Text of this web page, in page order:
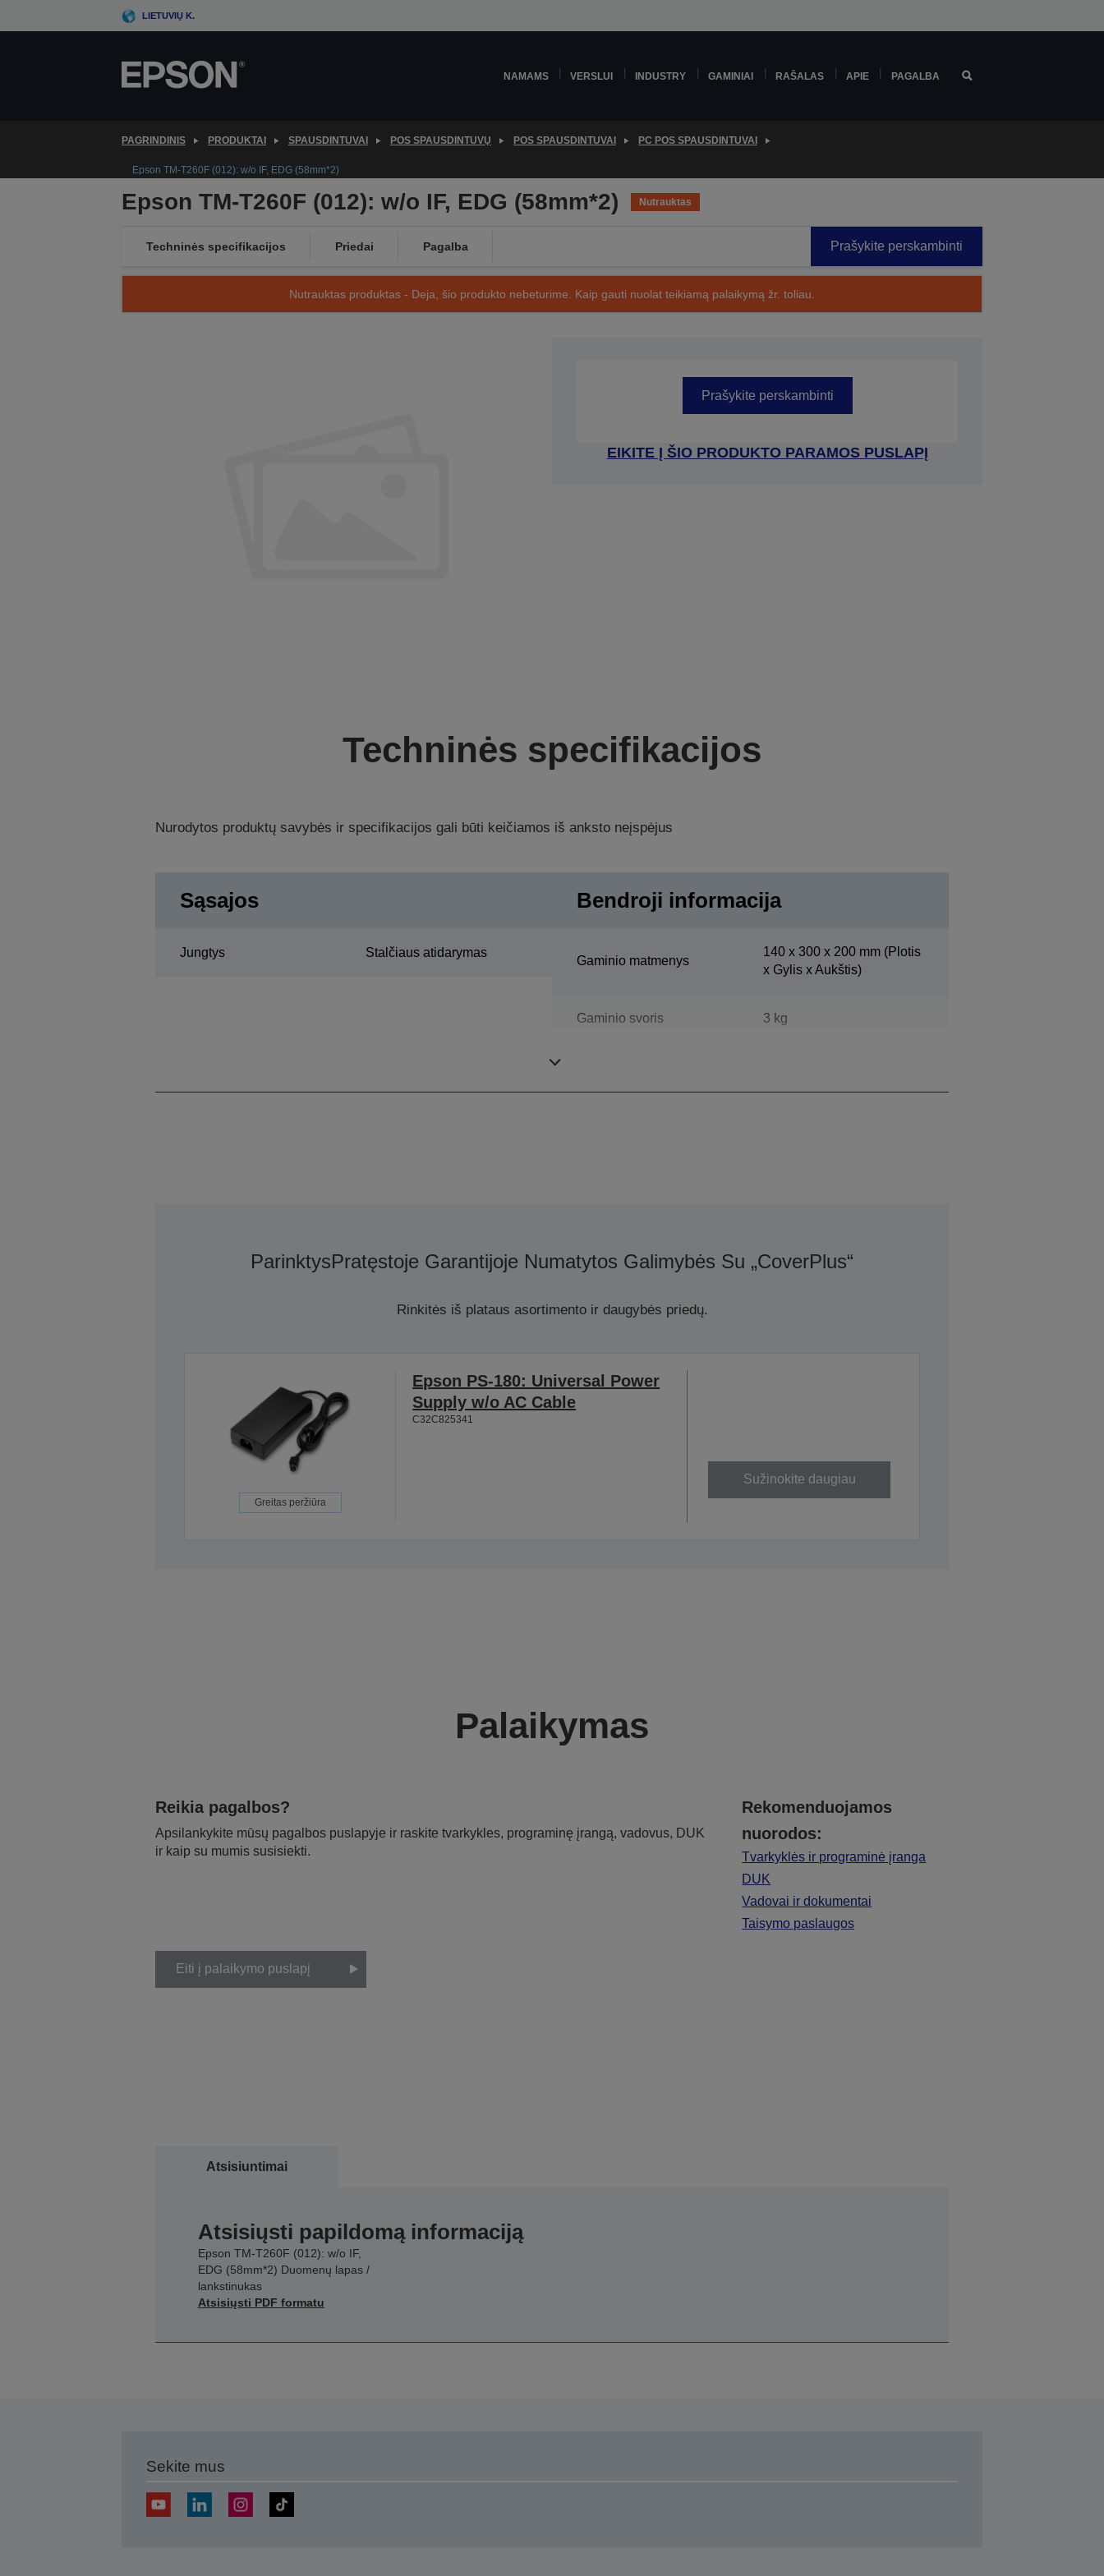
to
LIETUVIŲ K.
NAMAMS VERSLUI INDUSTRY GAMINIAI RAŠALAS APIE PAGALBA
PAGRINDINIS PRODUKTAI SPAUSDINTUVAI POS SPAUSDINTUVŲ POS SPAUSDINTUVAI PC POS SPAUSDINTUVAI
Epson TM-T260F (012): w/o IF, EDG (58mm*2)
Epson TM-T260F (012): w/o IF, EDG (58mm*2) Nutrauktas
Techninės specifikacijos Priedai Pagalba Prašykite perskambinti
Nutrauktas produktas - Deja, šio produkto nebeturime. Kaip gauti nuolat teikiamą palaikymą žr. toliau.
Prašykite perskambinti
EIKITE Į ŠIO PRODUKTO PARAMOS PUSLAPĮ
Techninės specifikacijos
Nurodytos produktų savybės ir specifikacijos gali būti keičiamos iš anksto neįspėjus
Sąsajos
Jungtys Stalčiaus atidarymas
Bendroji informacija
Gaminio matmenys
140‎ x 300 x 200 mm (Plotis
x Gylis x Aukštis)
Gaminio svoris 3 kg
ParinktysPratęstoje Garantijoje Numatytos Galimybės Su „CoverPlus“
Rinkitės iš plataus asortimento ir daugybės priedų.
Greitas peržiūra
Epson PS-180: Universal Power
Supply w/o AC Cable
C32C825341
Sužinokite daugiau
Palaikymas
Reikia pagalbos?
Apsilankykite mūsų pagalbos puslapyje ir raskite tvarkykles, programinę įrangą, vadovus, DUK
ir kaip su mumis susisiekti.
Rekomenduojamos
nuorodos:
Tvarkyklės ir programinė įranga
DUK
Vadovai ir dokumentai
Taisymo paslaugos
Eiti į palaikymo puslapį
Atsisiuntimai
Atsisiųsti papildomą informaciją
Epson TM-T260F (012): w/o IF,
EDG (58mm*2) Duomenų lapas /
lankstinukas
Atsisiųsti PDF formatu
Sekite mus